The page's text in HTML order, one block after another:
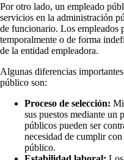
Por otro lado, un empleado
servicios en la administración
de funcionario. Los empleados
temporalmente o de forma
de la entidad empleadora.
Algunas diferencias
público son:
Proceso de selección:
sus puestos mediante un
públicos pueden ser
necesidad de cumplir
público.